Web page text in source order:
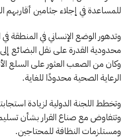
للمساعدة في إجلاء جثامين أقاربهم
وتدهور الوضع الإنساني في المنطقة
محدودية القدرة على نقل البضائع
وكان من الصعب العثور على السلع
الرعاية الصحية محدودًا للغاية.
وتخطط اللجنة الدولية لزيادة
وتتفاوض مع صناع القرار بشأن
ومستلزمات النظافة للمحتاجين.